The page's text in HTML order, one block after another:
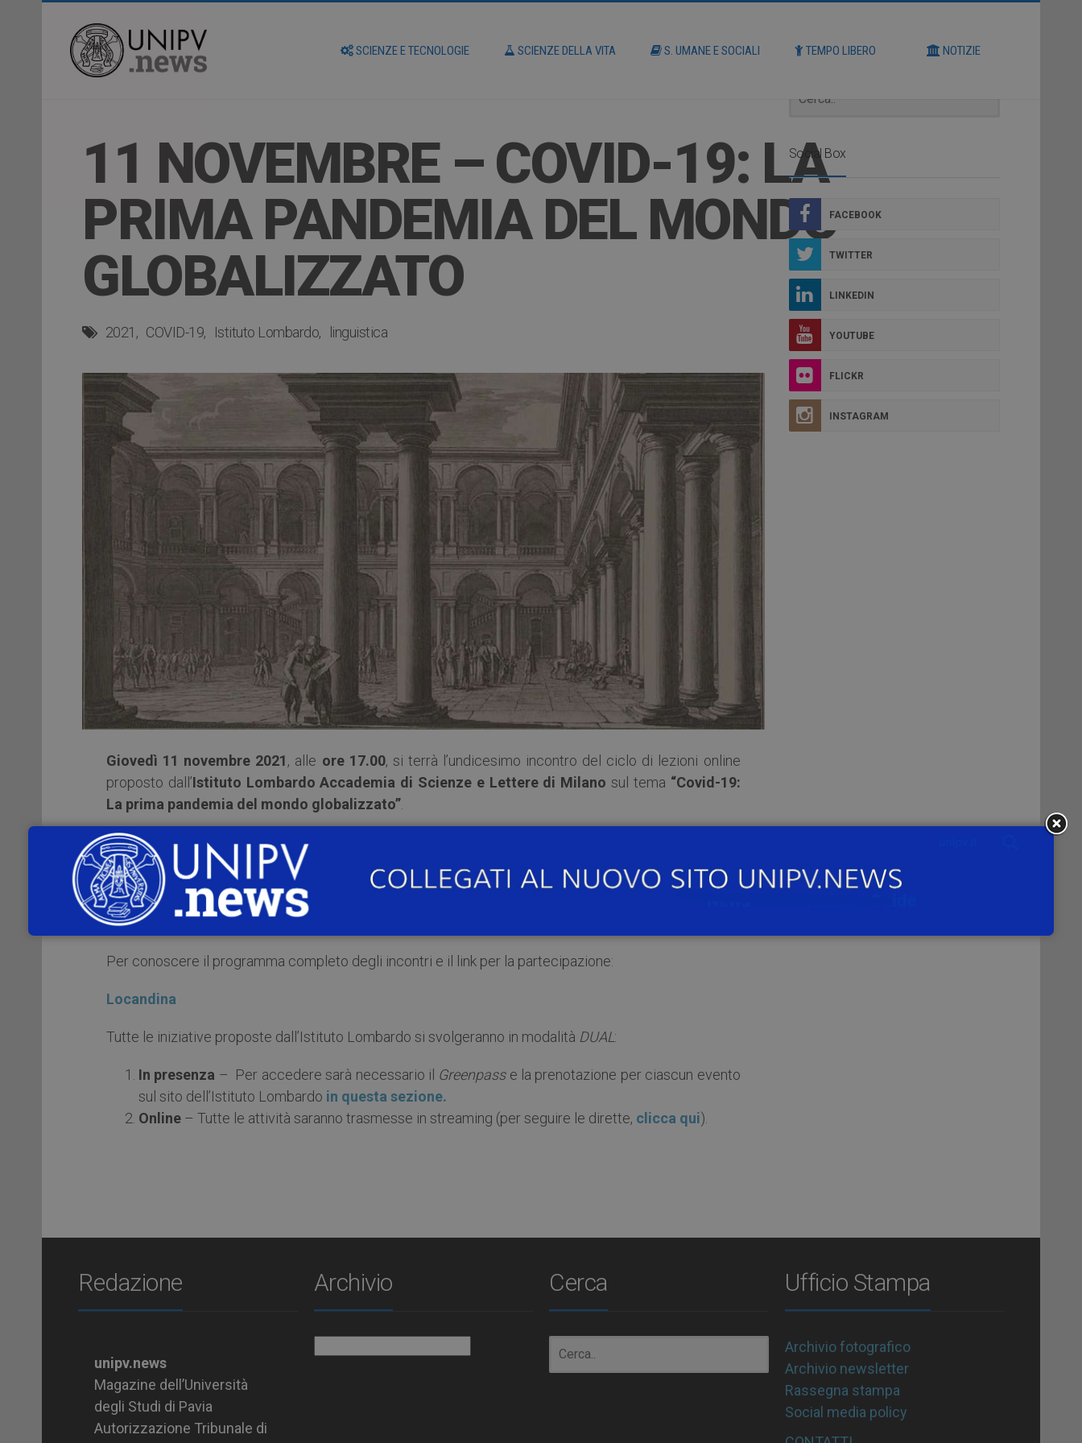
SCIENZE E TECNOLOGIE SCIENZE DELLA VITA S. UMANE E SOCIALI TEMPO LIBERO NOTIZIE
11 NOVEMBRE – COVID-19: LA
PRIMA PANDEMIA DEL MONDO
GLOBALIZZATO
2021 COVID-19 Istituto Lombardo linguistica
Giovedì 11 novembre 2021, alle ore 17.00, si terrà l’undicesimo incontro del ciclo di lezioni online
proposto dall’Istituto Lombardo Accademia di Scienze e Lettere di Milano sul tema “Covid-19:
La prima pandemia del mondo globalizzato”
L’appuntamento con:
Ilaria Bonomi
Istituto Lombardo Accademia di Scienze e Lettere – Università degli Studi di Milano
Innovazione lessicale e altri aspetti linguistici legati al COVID-19
Per conoscere il programma completo degli incontri e il link per la partecipazione:
Locandina
Tutte le iniziative proposte dall’Istituto Lombardo si svolgeranno in modalità DUAL:
In presenza – Per accedere sarà necessario il Greenpasse la prenotazione per ciascun evento
sul sito dell’Istituto Lombardo in questa sezione.
Online – Tutte le attività saranno trasmesse in streaming (per seguire le dirette, clicca qui).
Social Box
FACEBOOK
TWITTER
LINKEDIN
YOUTUBE
FLICKR
INSTAGRAM
Redazione
unipv.news
Magazine dell’Università
degli Studi di Pavia
Autorizzazione Tribunale di
Archivio Cerca Ufficio Stampa
Archivio fotografico
Archivio newsletter
Rassegna stampa
Social media policy